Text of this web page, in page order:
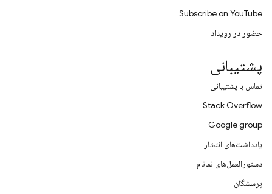
Subscribe on YouTube
حضور در رویداد
پشتیبانی
تماس با پشتیبانی
Stack Overflow
Google group
یادداشت‌های انتشار
دستورالعمل‌های نمانام
پرسشگان